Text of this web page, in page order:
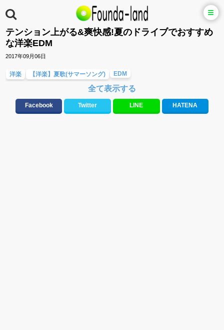
テンション上がる&爽快感!夏のドライブでおすすめ
な洋楽EDM
2017年09月06日
洋楽 【洋楽】夏歌(サマーソング)
EDM
テンションが上がる歌&盛り上がる曲
メロディ・曲の雰囲気別
全て表示する
Facebook Twitter LINE HATENA